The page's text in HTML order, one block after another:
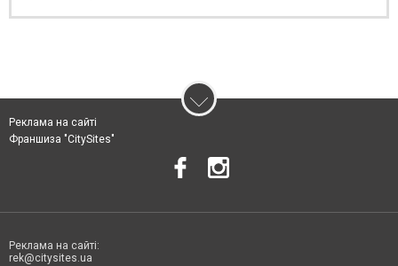
Реклама на сайті
Франшиза "CitySites"
Реклама на сайті:
rek@citysites.ua